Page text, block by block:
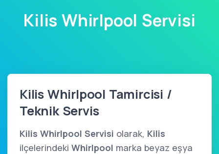
Kilis Whirlpool Servisi
Kilis Whirlpool Tamircisi /
Teknik Servis
Kilis Whirlpool Servisi olarak, Kilis
ilçelerindeki Whirlpool marka beyaz eşya